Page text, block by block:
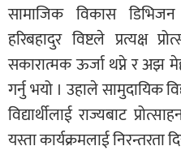
सामाजिक विकास
हरिबहादुर विष्टले प्रत्यक्ष
सकारात्मक ऊर्जा थप्ने र अझ
गर्नु भयो । उहाले सामुदायिक
विद्यार्थीलाई राज्यबाट
यस्ता कार्यक्रमलाई निरन्तरता